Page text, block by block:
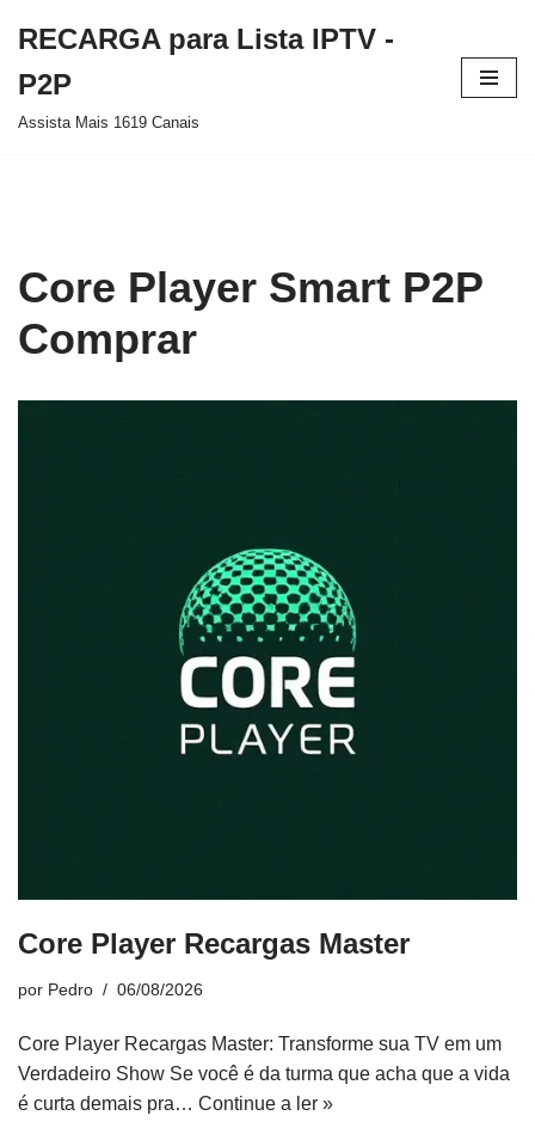
para
o
RECARGA para Lista IPTV -
P2P
Assista Mais 1619 Canais
Core Player Smart P2P
Comprar
Core Player Recargas Master
por Pedro 06/08/2026
Core Player Recargas Master: Transforme sua TV em um
Verdadeiro Show Se você é da turma que acha que a vida
é curta demais pra… Continue a ler »